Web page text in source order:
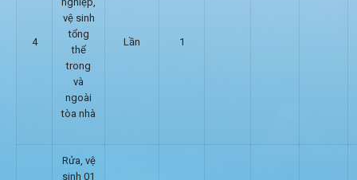
4
vệ sinh
tổng
thể
trong
và
ngoài
tòa nhà
Lần 1
Rửa, vệ
sinh 01